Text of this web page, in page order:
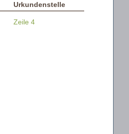
Urkundenstelle
Zeile 4